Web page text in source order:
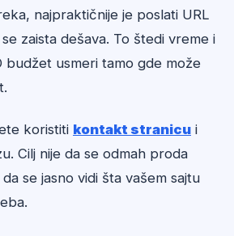
najpraktičnije je poslati URL
zaista dešava. To štedi vreme i
budžet usmeri tamo gde može
koristiti kontakt stranicu i
Cilj nije da se odmah proda
se jasno vidi šta vašem sajtu